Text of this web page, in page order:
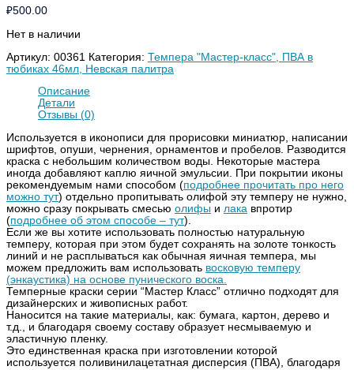
₽500.00
Нет в наличии
Артикул: 00361 Категория: Темпера "Мастер-класс", ПВА в
тюбиках 46мл, Невская палитра
Описание
Детали
Отзывы (0)
Используется в иконописи для прорисовки миниатюр, написании
шрифтов, опуши, чернения, орнаментов и пробелов. Разводится
краска с небольшим количеством воды. Некоторые мастера
иногда добавляют каплю яичной эмульсии. При покрытии иконы
рекомендуемым нами способом (подробнее прочитать про него
можно тут) отдельно пропитывать олифой эту темперу не нужно,
можно сразу покрывать смесью олифы и лака впротир
(подробнее об этом способе – тут).
Если же вы хотите использовать полностью натуральную
темперу, которая при этом будет сохранять на золоте тонкость
линий и не расплываться как обычная яичная темпера, мы
можем предложить вам использовать восковую темперу
(энкаустика) на основе пунического воска.
Темперные краски серии “Мастер Класс” отлично подходят для
дизайнерских и живописных работ.
Наносится на такие материалы, как: бумага, картон, дерево и
т.д., и благодаря своему составу образует несмываемую и
эластичную пленку.
Это единственная краска при изготовлении которой
используется поливинилацетатная дисперсия (ПВА), благодаря